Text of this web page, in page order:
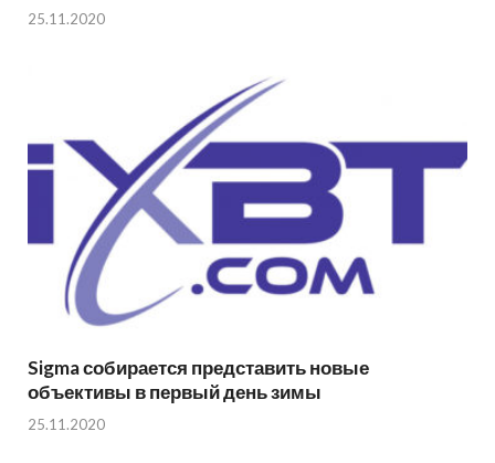
25.11.2020
Sigma собирается представить новые
объективы в первый день зимы
25.11.2020